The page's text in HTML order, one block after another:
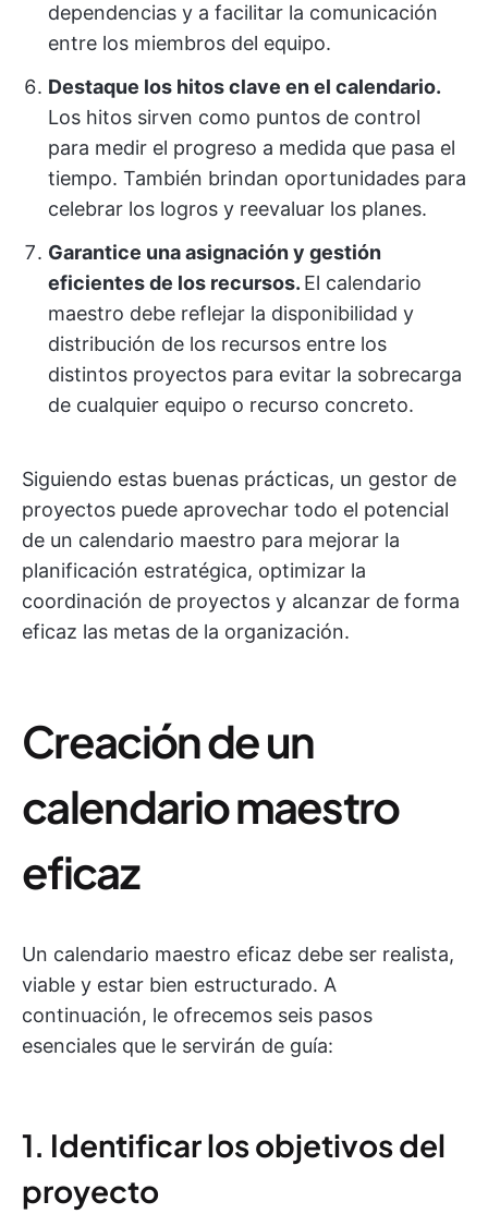
dependencias y a facilitar la comunicación
entre los miembros del equipo.
Destaque los hitos clave en el calendario.
Los hitos sirven como puntos de control
para medir el progreso a medida que pasa el
tiempo. También brindan oportunidades para
celebrar los logros y reevaluar los planes.
Garantice una asignación y gestión
eficientes de los recursos. El calendario
maestro debe reflejar la disponibilidad y
distribución de los recursos entre los
distintos proyectos para evitar la sobrecarga
de cualquier equipo o recurso concreto.
Siguiendo estas buenas prácticas, un gestor de
proyectos puede aprovechar todo el potencial
de un calendario maestro para mejorar la
planificación estratégica, optimizar la
coordinación de proyectos y alcanzar de forma
eficaz las metas de la organización.
Creación de un
calendario maestro
eficaz
Un calendario maestro eficaz debe ser realista,
viable y estar bien estructurado. A
continuación, le ofrecemos seis pasos
esenciales que le servirán de guía:
1. Identificar los objetivos del
proyecto